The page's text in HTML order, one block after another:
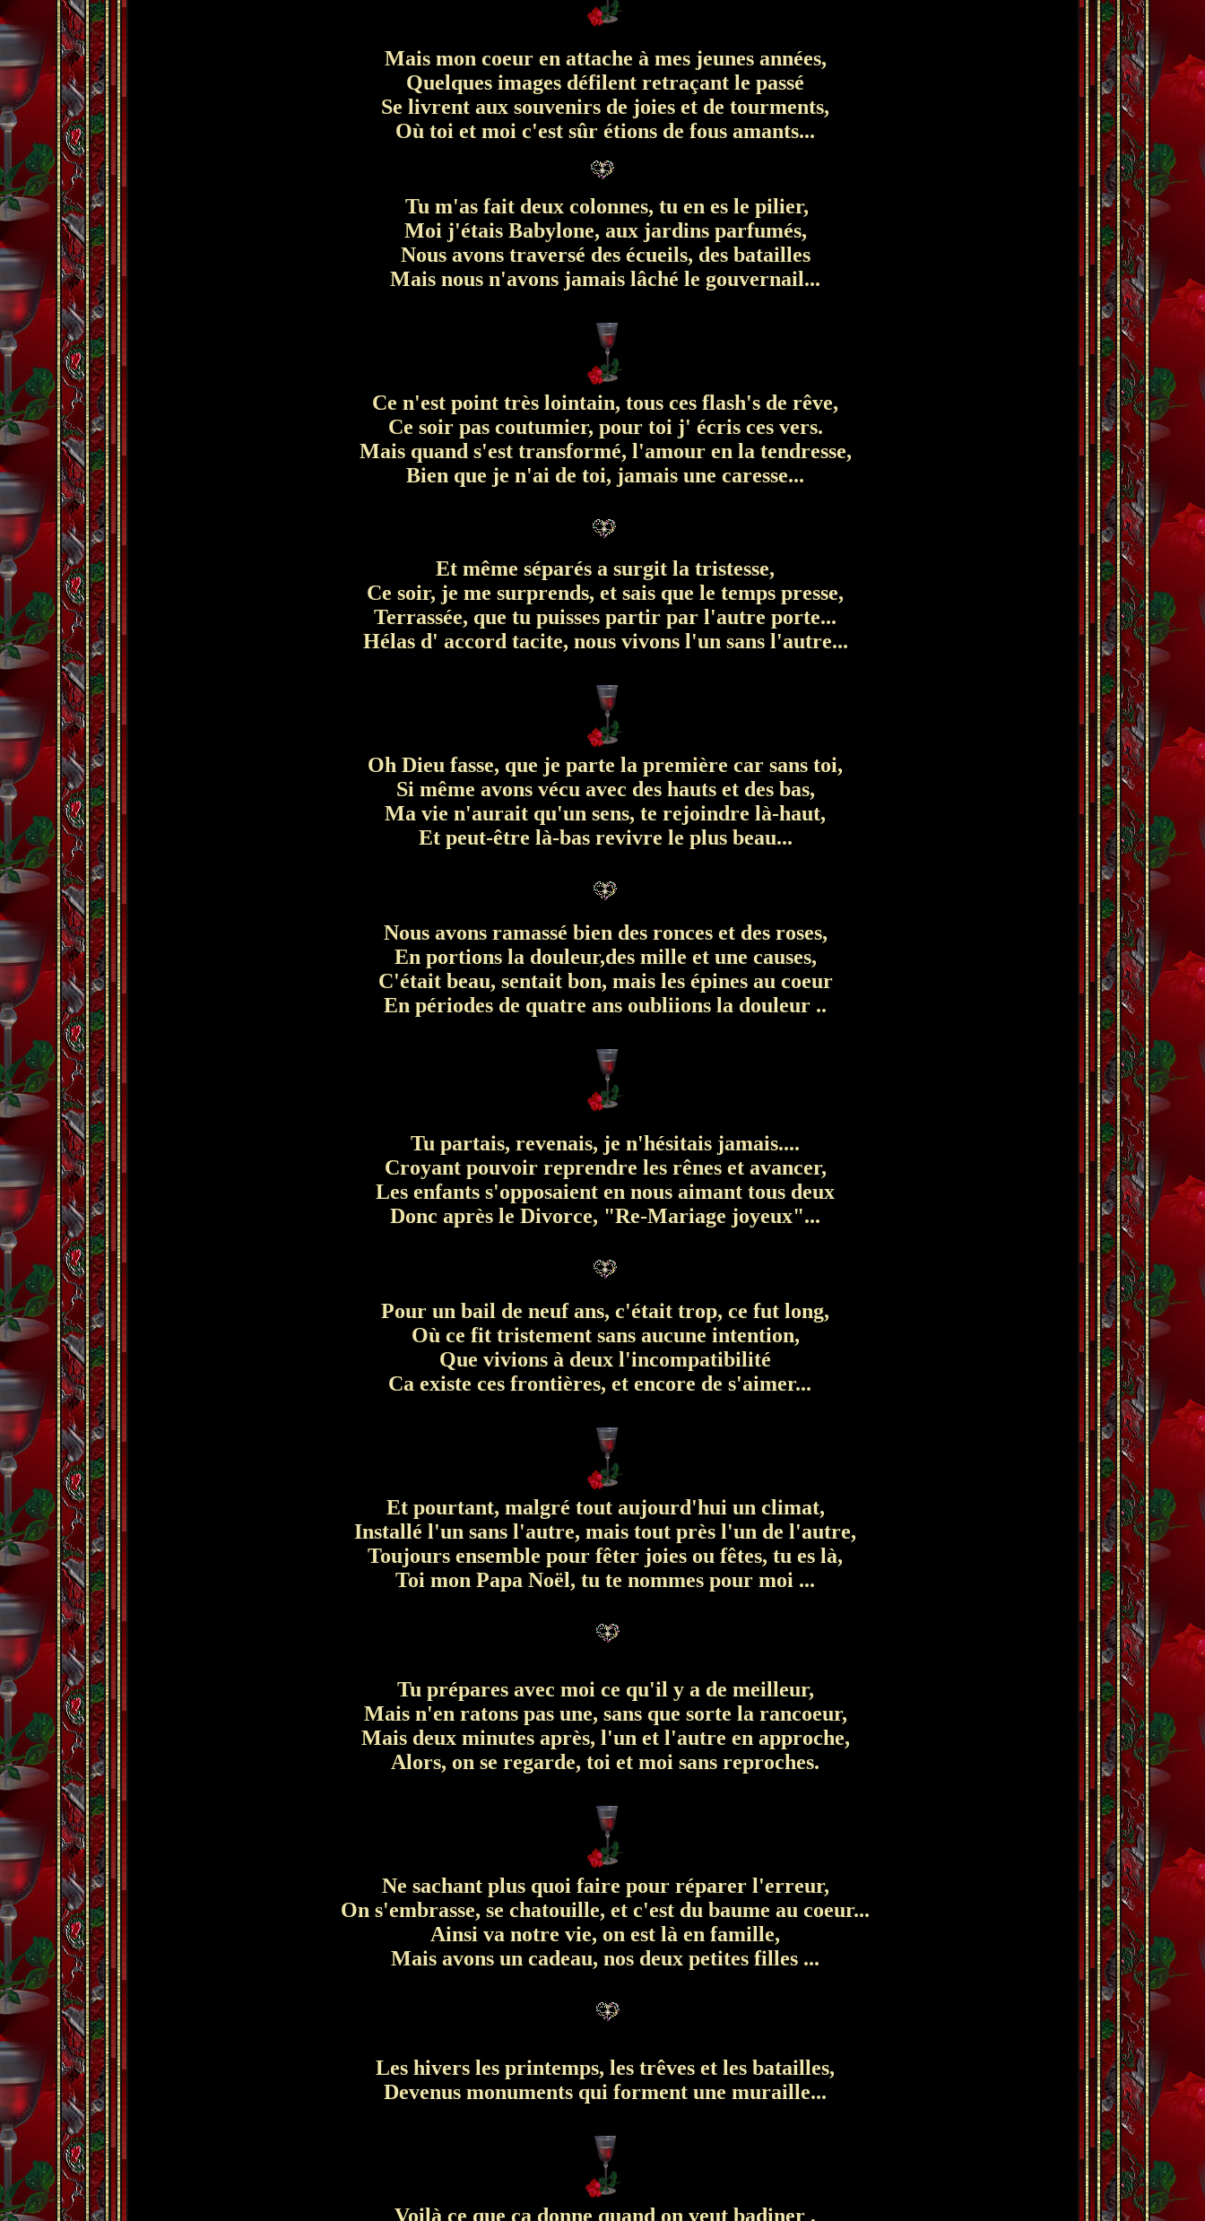
Mais mon coeur en attache à mes jeunes années,
Quelques images défilent retraçant le passé
Se livrent aux souvenirs de joies et de tourments,
Où toi et moi c'est sûr étions de fous amants...
Tu m'as fait deux colonnes, tu en es le pilier,
Moi j'étais Babylone, aux jardins parfumés,
Nous avons traversé des écueils, des batailles
Mais nous n'avons jamais lâché le gouvernail...
Ce n'est point très lointain, tous ces flash's de rêve,
Ce soir pas coutumier, pour toi j' écris ces vers.
Mais quand s'est transformé, l'amour en la tendresse,
Bien que je n'ai de toi, jamais une caresse...
Et même séparés a surgit la tristesse,
Ce soir, je me surprends, et sais que le temps presse,
Terrassée, que tu puisses partir par l'autre porte...
Hélas d' accord tacite, nous vivons l'un sans l'autre...
Oh Dieu fasse, que je parte la première car sans toi,
Si même avons vécu avec des hauts et des bas,
Ma vie n'aurait qu'un sens, te rejoindre là-haut,
Et peut-être là-bas revivre le plus beau...
Nous avons ramassé bien des ronces et des roses,
En portions la douleur,des mille et une causes,
C'était beau, sentait bon, mais les épines au coeur
En périodes de quatre ans oubliions la douleur ..
Tu partais, revenais, je n'hésitais jamais....
Croyant pouvoir reprendre les rênes et avancer,
Les enfants s'opposaient en nous aimant tous deux
Donc après le Divorce, "Re-Mariage joyeux"...
Pour un bail de neuf ans, c'était trop, ce fut long,
Où ce fit tristement sans aucune intention,
Que vivions à deux l'incompatibilité
Ca existe ces frontières, et encore de s'aimer...
Et pourtant, malgré tout aujourd'hui un climat,
Installé l'un sans l'autre, mais tout près l'un de l'autre,
Toujours ensemble pour fêter joies ou fêtes, tu es là,
Toi mon Papa Noël, tu te nommes pour moi ...
Tu prépares avec moi ce qu'il y a de meilleur,
Mais n'en ratons pas une, sans que sorte la rancoeur,
Mais deux minutes après, l'un et l'autre en approche,
Alors, on se regarde, toi et moi sans reproches.
Ne sachant plus quoi faire pour réparer l'erreur,
On s'embrasse, se chatouille, et c'est du baume au coeur...
Ainsi va notre vie, on est là en famille,
Mais avons un cadeau, nos deux petites filles ...
Les hivers les printemps, les trêves et les batailles,
Devenus monuments qui forment une muraille...
Voilà ce que ça donne quand on veut badiner ,